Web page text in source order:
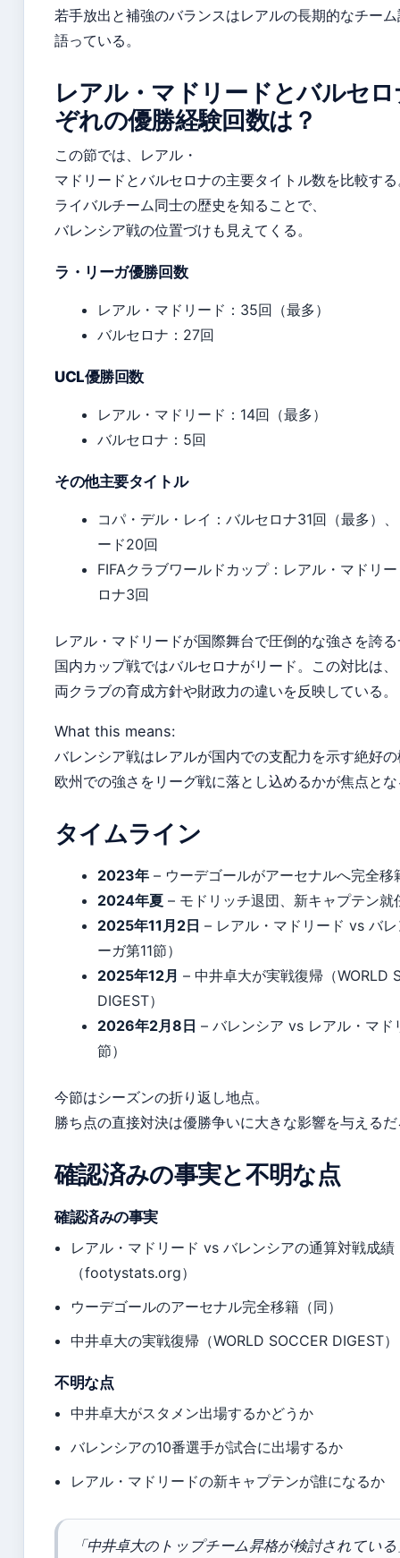
若手放出と補強のバランスはレアルの長期的なチー
語っている。
レアル・マドリードとバルセ
ぞれの優勝経験回数は？
この節では、レアル・
マドリードとバルセロナの主要タイトル数を比較す
ライバルチーム同士の歴史を知ることで、
バレンシア戦の位置づけも見えてくる。
ラ・リーガ優勝回数
レアル・マドリード：35回（最多）
バルセロナ：27回
UCL優勝回数
レアル・マドリード：14回（最多）
バルセロナ：5回
その他主要タイトル
コパ・デル・レイ：バルセロナ31回（最多）
ード20回
FIFAクラブワールドカップ：レアル・マドリ
ロナ3回
レアル・マドリードが国際舞台で圧倒的な強さを誇
国内カップ戦ではバルセロナがリード。この対比は、
両クラブの育成方針や財政力の違いを反映している。
What this means:
バレンシア戦はレアルが国内での支配力を示す絶好
欧州での強さをリーグ戦に落とし込めるかが焦点と
タイムライン
2023年 – ウーデゴールがアーセナルへ完全移
2024年夏 – モドリッチ退団、新キャプテン就
2025年11月2日 – レアル・マドリード vs バ
ーガ第11節）
2025年12月 – 中井卓大が実戦復帰（WORLD
DIGEST）
2026年2月8日 – バレンシア vs レアル・マド
節）
今節はシーズンの折り返し地点。
勝ち点の直接対決は優勝争いに大きな影響を与える
確認済みの事実と不明な点
確認済みの事実
レアル・マドリード vs バレンシアの通算対戦成績
（footystats.org）
ウーデゴールのアーセナル完全移籍（同）
中井卓大の実戦復帰（WORLD SOCCER DIGEST）
不明な点
中井卓大がスタメン出場するかどうか
バレンシアの10番選手が試合に出場するか
レアル・マドリードの新キャプテンが誰になるか
「中井卓大のトップチーム昇格が検討されてい